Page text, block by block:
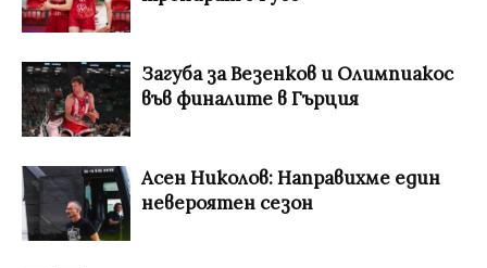
Загуба за Везенков и Олимпиакос
във финалите в Гърция
Асен Николов: Направихме един
невероятен сезон